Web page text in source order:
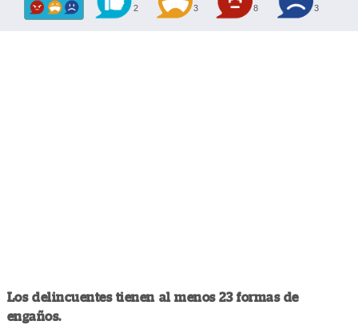
2 3 8 3
Los delincuentes tienen al menos 23 formas de
engaños.